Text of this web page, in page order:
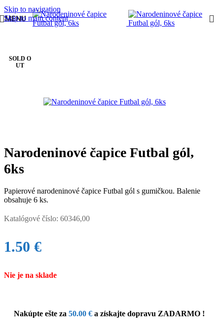
Skip to navigation
Skip to main content
MENU
DETSKÁ OSLAVA Oslava pre chlapca/ Futbal
SOLD O
UT
Narodeninové čapice Futbal gól,
6ks
Papierové narodeninové čapice Futbal gól s gumičkou. Balenie
obsahuje 6 ks.
Katalógové číslo: 60346,00
1.50 €
Nie je na sklade
Nakúpte ešte za 50.00 € a získajte dopravu ZADARMO !